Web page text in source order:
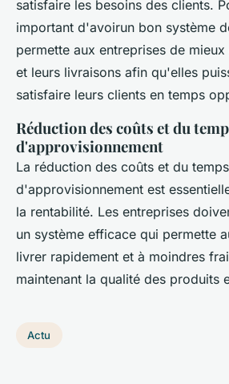
satisfaire les besoins des clients.
important d'avoirun bon système
permette aux entreprises de
et leurs livraisons afin qu'elles
satisfaire leurs clients en temps
Réduction des coûts et du
d'approvisionnement
La réduction des coûts et du temps
d'approvisionnement est
la rentabilité. Les entreprises
un système efficace qui permette
livrer rapidement et à moindres
maintenant la qualité des produits
Actu